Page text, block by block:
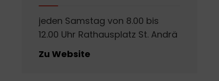
jeden Samstag von 8.00 bis
12.00 Uhr Rathausplatz St. Andrä
Zu Website